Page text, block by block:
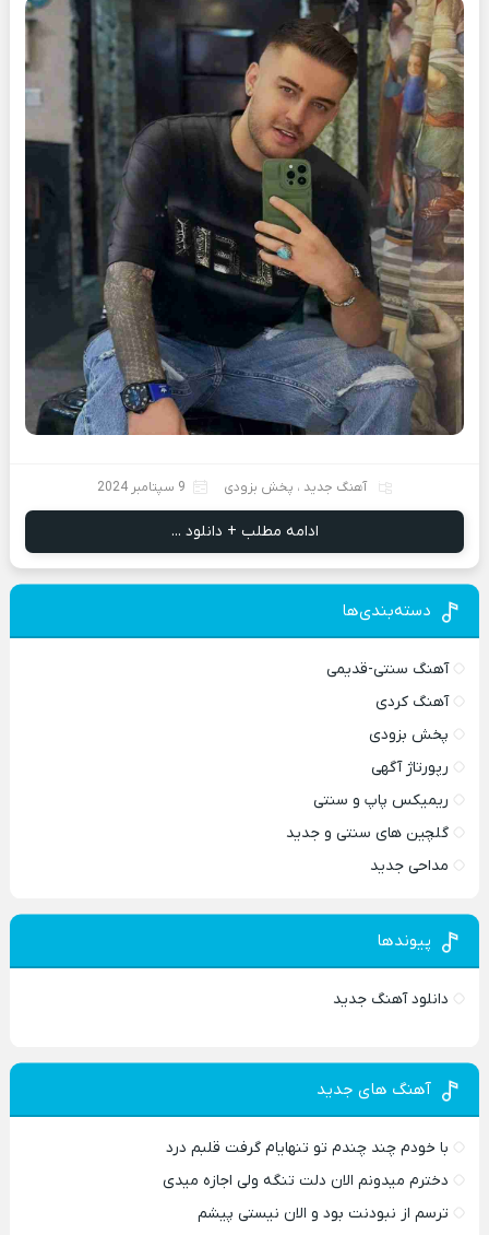
آهنگ جدید ، پخش بزودی 9 سپتامبر 2024
ادامه مطلب + دانلود ...
دسته‌بندی‌ها
آهنگ سنتی-قدیمی
آهنگ کردی
پخش بزودی
رپورتاژ آگهی
ریمیکس پاپ و سنتی
گلچین های سنتی و جدید
مداحی جدید
پیوندها
دانلود آهنگ جدید
آهنگ های جدید
با خودم چند چندم تو تنهایام گرفت قلبم درد
دخترم میدونم الان دلت تنگه ولی اجازه میدی
ترسم از نبودنت بود و الان نیستی پیشم